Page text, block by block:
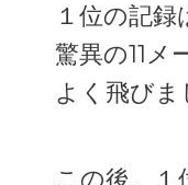
１位の記録
驚異の11メ
よく飛びま